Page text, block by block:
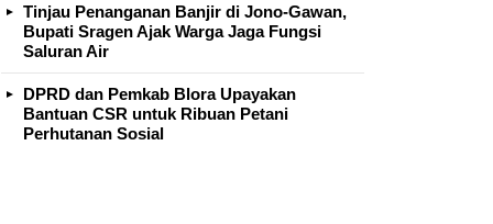
Tinjau Penanganan Banjir di Jono-Gawan,
Bupati Sragen Ajak Warga Jaga Fungsi
Saluran Air
DPRD dan Pemkab Blora Upayakan
Bantuan CSR untuk Ribuan Petani
Perhutanan Sosial